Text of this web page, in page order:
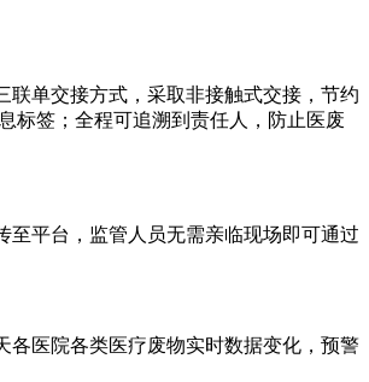
单交接方式，采取非接触式交接，节约
标签；全程可追溯到责任人，防止医废
平台，监管人员无需亲临现场即可通过
各医院各类医疗废物实时数据变化，预警